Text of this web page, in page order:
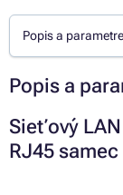
Popis a parametre
Popis a
Sieťový
RJ45